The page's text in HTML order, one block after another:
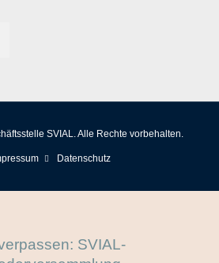
SVIAL. Alle Rechte vorbehalten.
Datenschutz
SVIAL-